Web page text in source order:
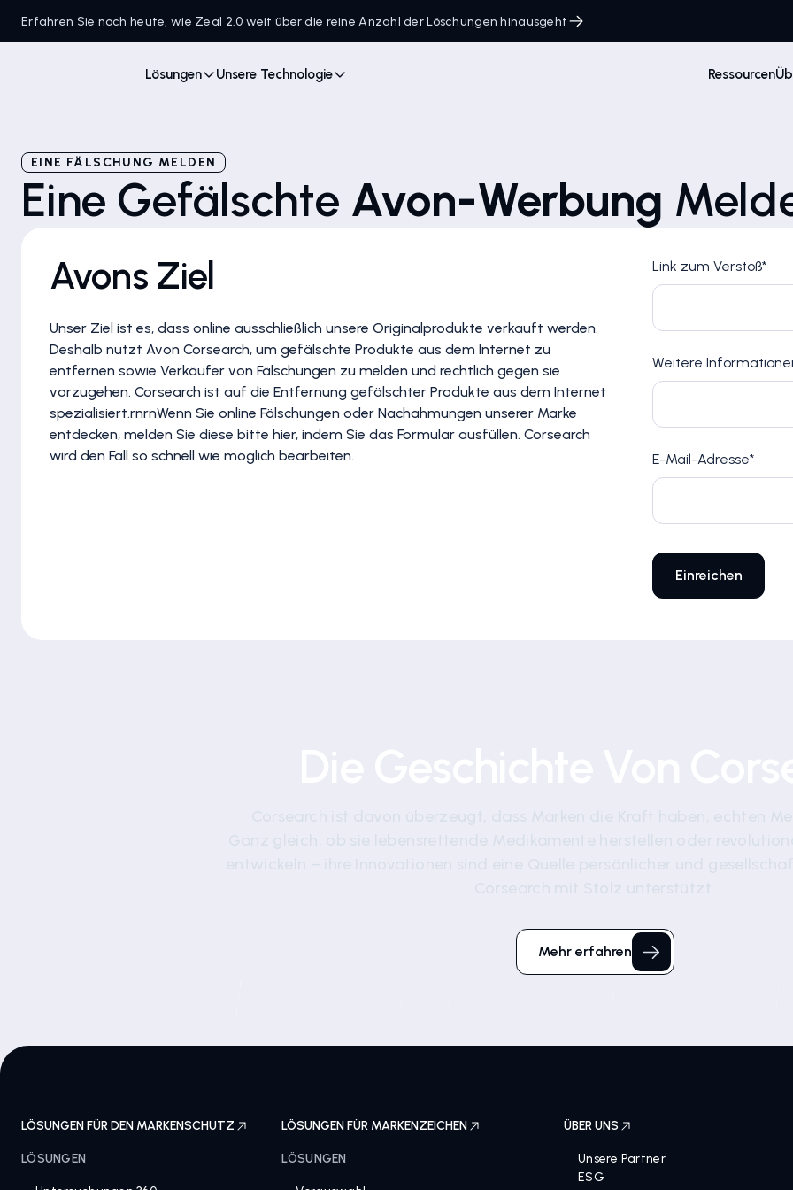
Erfahren Sie noch heute, wie Zeal 2.0 weit über die reine Anzahl der Löschungen hinausgeht
Lösungen Unsere Technologie Ressourcen
EINE FÄLSCHUNG MELDEN
Eine Gefälschte Avon-Werbung
Avons Ziel
Unser Ziel ist es, dass online ausschließlich unsere Originalprodukte verkauft werden.
Deshalb nutzt Avon Corsearch, um gefälschte Produkte aus dem Internet zu
entfernen sowie Verkäufer von Fälschungen zu melden und rechtlich gegen sie
vorzugehen. Corsearch ist auf die Entfernung gefälschter Produkte aus dem Internet
spezialisiert.rnrnWenn Sie online Fälschungen oder Nachahmungen unserer Marke
entdecken, melden Sie diese bitte hier, indem Sie das Formular ausfüllen. Corsearch
wird den Fall so schnell wie möglich bearbeiten.
Link zum Verstoß*
Weitere
E-Mail-Adresse*
Mehr erfahren
LÖSUNGEN FÜR DEN MARKENSCHUTZ
LÖSUNGEN
LÖSUNGEN FÜR MARKENZEICHEN
LÖSUNGEN
ÜBER UNS
Unsere Partner
ESG